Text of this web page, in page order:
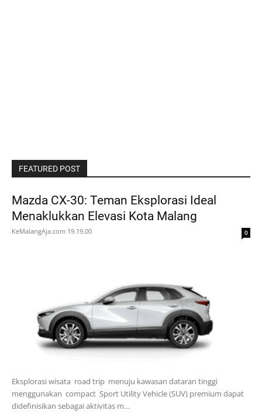
FEATURED POST
Mazda CX-30: Teman Eksplorasi Ideal
Menaklukkan Elevasi Kota Malang
KeMalangAja.com 19.19.00 0
Eksplorasi wisata road trip menuju kawasan dataran tinggi
menggunakan compact Sport Utility Vehicle (SUV) premium dapat
didefinisikan sebagai aktivitas m…